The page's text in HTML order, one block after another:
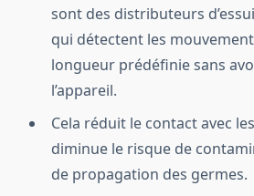
sont des distributeurs
qui détectent les
longueur prédéfinie sans
l’appareil.
Cela réduit le contact avec
diminue le risque de
de propagation des germes.